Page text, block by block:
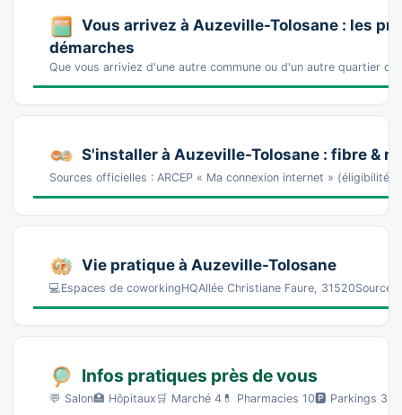
Vous arrivez à Auzeville-Tolosane : les
démarches
Que vous arriviez d'une autre commune ou d'un autre quartier
S'installer à Auzeville-Tolosane : fibre &
Sources officielles : ARCEP « Ma connexion internet » (éligibilité
Vie pratique à Auzeville-Tolosane
💻Espaces de coworkingHQAllée Christiane Faure, 31520Source
Infos pratiques près de vous
💬 Salon🏥 Hôpitaux🛒 Marché 4💊 Pharmacies 10🅿️ Parkings